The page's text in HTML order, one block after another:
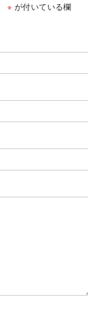
※ が付いている欄